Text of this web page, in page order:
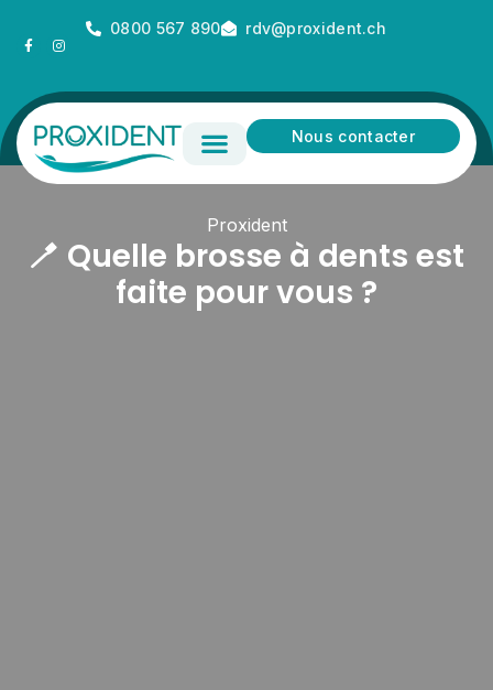
0800 567 890 rdv@proxident.ch
Nous contacter
Proxident
🪥 Quelle brosse à dents est
faite pour vous ?